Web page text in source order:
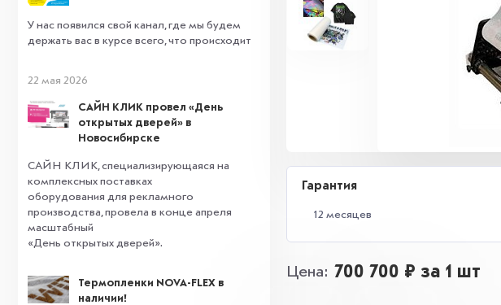
У нас появился свой канал, где мы будем
держать вас в курсе всего, что происходит
22 мая 2026
САЙН КЛИК провел «День
открытых дверей» в
Новосибирске
САЙН КЛИК, специализирующаяся на
комплексных поставках
оборудования для рекламного
производства, провела в конце апреля
масштабный
«День открытых дверей».
Термопленки NOVA-FLEX в
наличии!
Гарантия
12 месяцев
Цена 700 700 ₽ за 1 шт